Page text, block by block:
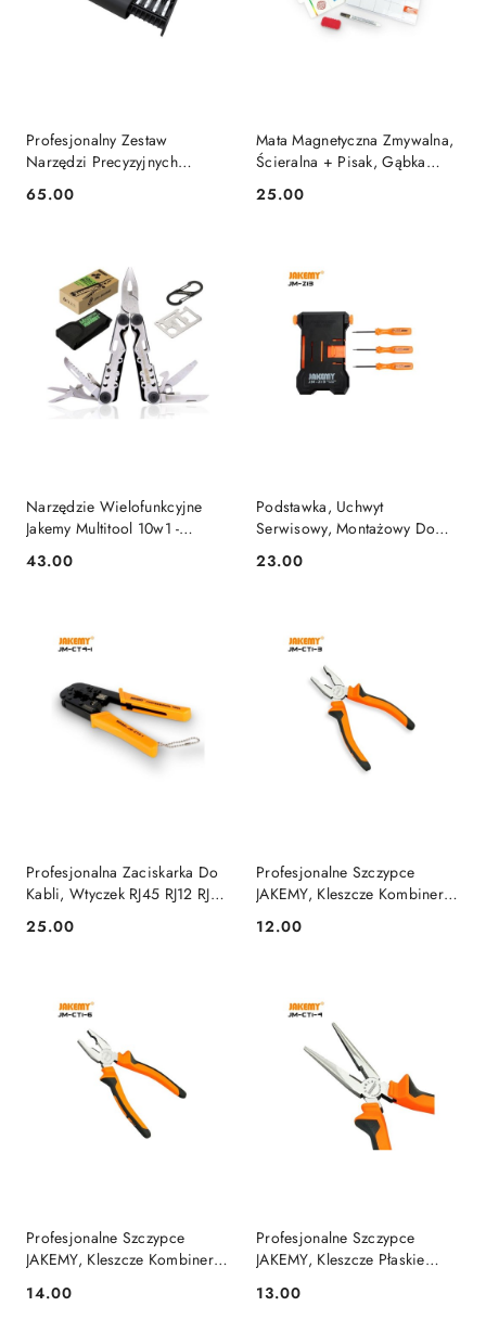
Profesjonalny Zestaw
Narzędzi Precyzyjnych
JAKEMY 17w1 Przecena 1
Cena:
65.00
Mata Magnetyczna Zmywalna,
Ścieralna + Pisak, Gąbka
Jakemy
Cena:
25.00
Narzędzie Wielofunkcyjne
Jakemy Multitool 10w1 -
Przeżycia
Cena:
43.00
Podstawka, Uchwyt
Serwisowy, Montażowy Do
Śrubokręty Jakemy
Cena:
23.00
Profesjonalna Zaciskarka Do
Kabli, Wtyczek RJ45 RJ12 RJ11
Jakemy
Cena:
25.00
Profesjonalne Szczypce
JAKEMY, Kleszcze Kombinerki
Precyzyjne, Modelarskie
Cena:
12.00
Profesjonalne Szczypce
JAKEMY, Kleszcze Kombinerki
Cena:
14.00
Profesjonalne Szczypce
JAKEMY, Kleszcze Płaskie
Cena:
13.00